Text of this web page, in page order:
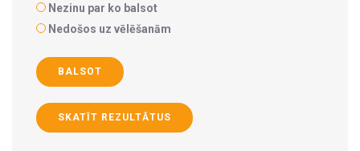
Nezinu par ko balsot
Nedošos uz vēlēšanām
BALSOT
SKATĪT REZULTĀTUS